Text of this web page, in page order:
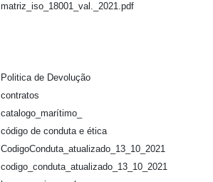
matriz_iso_18001_val._2021.pdf
Politica de Devolução
contratos
catalogo_marítimo_
código de conduta e ética
CodigoConduta_atualizado_13_10_2021
codigo_conduta_atualizado_13_10_2021